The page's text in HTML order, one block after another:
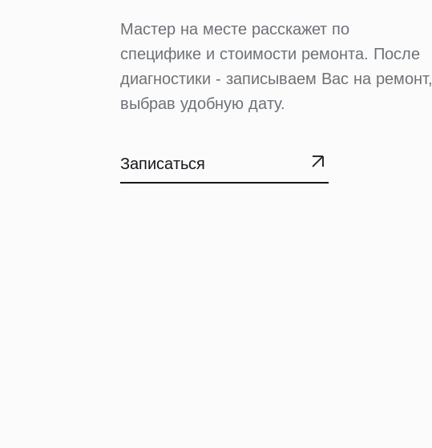
Мастер на месте расскажет по
специфике и стоимости ремонта. После
диагностики - записываем Вас на ремонт,
выбрав удобную дату.
Записаться